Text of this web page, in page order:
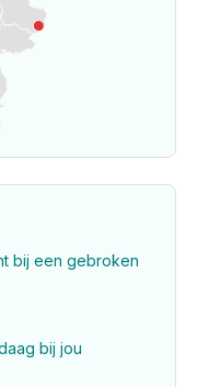
bij een gebroken
bij jou